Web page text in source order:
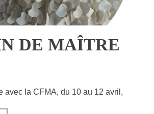
DE MAÎTRE
avec la CFMA, du 10 au 12 avril,